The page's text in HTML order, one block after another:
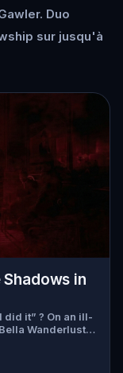
Duo
sur jusqu'à
in
it” ? On an ill-
Wanderlust
blogger, was
theatrical Percy